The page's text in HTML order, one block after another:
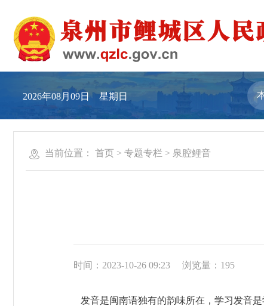
2026年08月09日 星期日
当前位置： 首页 > 专题专栏 > 泉腔鲤音
时间：2023-10-26 09:23 浏览量： 195
发音是闽南语独有的韵味所在，学习发音